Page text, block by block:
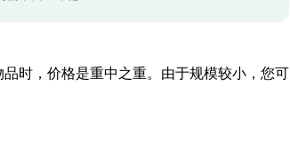
时，价格是重中之重。由于规模较小，您可